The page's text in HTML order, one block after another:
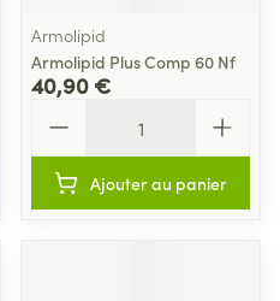
Armolipid
Armolipid Plus Comp 60 Nf
40,90 €
Ajouter au panier